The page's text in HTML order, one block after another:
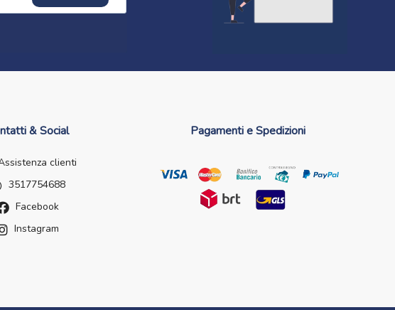
& Social
clienti
3517754688
Facebook
Instagram
Pagamenti e Spedizioni